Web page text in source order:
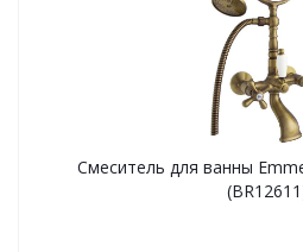
Смеситель для ванны